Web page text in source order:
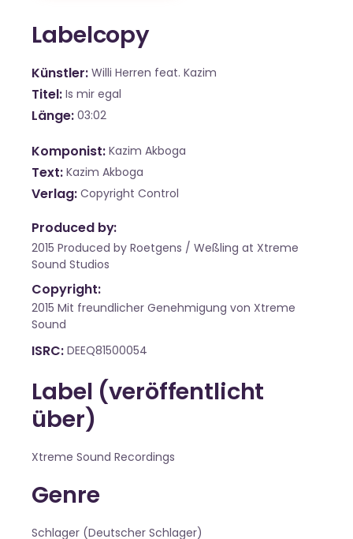
Labelcopy
Künstler Willi Herren feat. Kazim
Titel Is mir egal
Länge 03:02
Komponist Kazim Akboga
Text Kazim Akboga
Verlag Copyright Control
Produced by:
2015 Produced by Roetgens / Weßling at Xtreme
Sound Studios
Copyright:
2015 Mit freundlicher Genehmigung von Xtreme
Sound
ISRC DEEQ81500054
Label (veröffentlicht
über)
Xtreme Sound Recordings
Genre
Schlager (Deutscher Schlager)